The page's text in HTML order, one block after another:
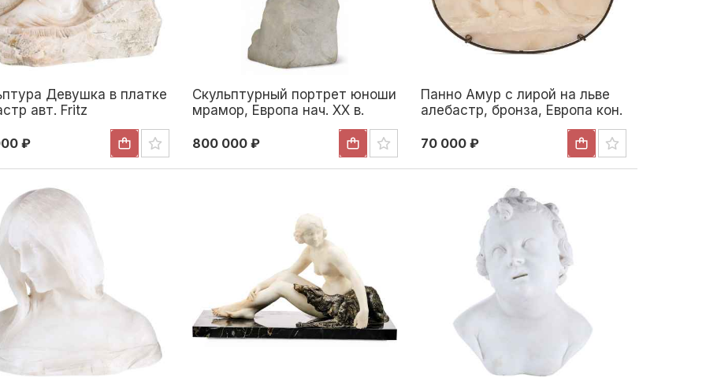
Девушка в платке
авт. Fritz
Н-14,5 см. Конец
₽
Скульптурный портрет юноши
мрамор, Европа нач. ХХ в.
Н-50 см. Европа Начало XX
века
800 000 ₽
Панно Амур с лирой на льве
алебастр, бронза, Европа кон.
XIX в. Н-17,5 см. Европа конец
XIX- началоXX вв
70 000 ₽